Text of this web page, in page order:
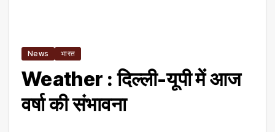
News भारत
Weather : दिल्ली-यूपी में आज
वर्षा की संभावना